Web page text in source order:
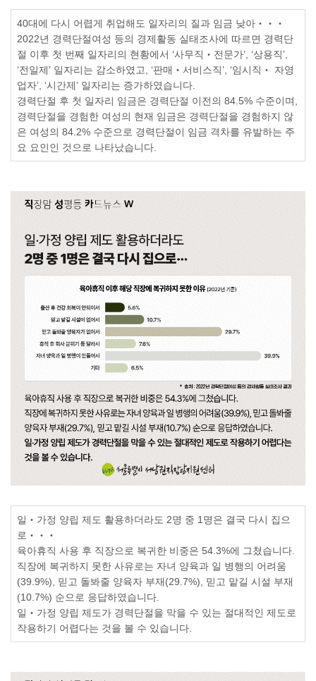
40대에 다시 어렵게 취업해도 일자리의 질과 임금 낮아 ‧‧‧
2022년 경력단절여성 등의 경제활동 실태조사에 따르면 경력단
절 이후 첫 번째 일자리의 현황에서 ‘사무직 ‧ 전문가’, ‘상용직’,
‘전일제’ 일자리는 감소하였고 , ‘판매 ‧ 서비스직’, ‘임시직 ‧ 자영
업자’, ‘시간제’ 일자리는 증가하였습니다
경력단절 후 첫 일자리 임금은 경력단절 이전의 84.5% 수준이며
경력단절을 경험한 여성의 현재 임금은 경력단절을 경험하지 않
은 여성의 84.2% 수준으로 경력단절이 임금 격차를 유발하는 주
요 요인인 것으로 나타났습니다
일 ‧ 가정 양립 제도 활용하더라도 2명 중 1 명은 결국 다시 집으
로 ‧‧‧
육아휴직 사용 후 직장으로 복귀한 비중은 54.3%에 그쳤습니다
직장에 복귀하지 못한 사유로는 자녀 양육과 일 병행의 어려움
(39.9%), 믿고 돌봐줄 양육자 부재(29.7%), 믿고 맡길 시설 부재
(10.7%) 순으로 응답하였습니다
일 ‧ 가정 양립 제도가 경력단절을 막을 수 있는 절대적인 제도로
작용하기 어렵다는 것을 볼 수 있습니다